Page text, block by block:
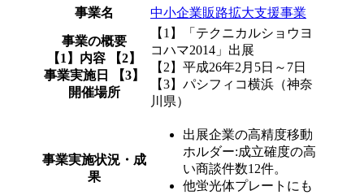
事業名 中小企業販路拡大支援事業
事業の概要
【1】内容 【2】
事業実施日 【3】
開催場所
【1】「テクニカルショウヨ
コハマ2014」出展
【2】平成26年2月5日～7日
【3】パシフィコ横浜（神奈
川県）
事業実施状況・成
果
出展企業の高精度移動
ホルダー:成立確度の高
い商談件数12件。
他蛍光体プレートにも